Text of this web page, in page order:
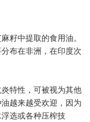
籽中提取的食用油。
布在非洲，在印度次
特性，可被视为其他
越来越受欢迎，因为
选或各种压榨技